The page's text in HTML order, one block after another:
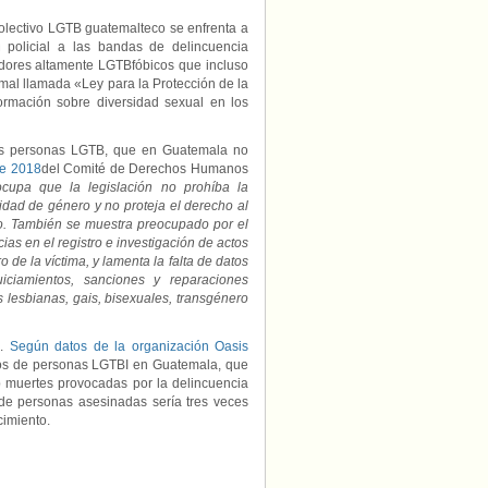
LGTB guatemalteco se enfrenta a
policial a las bandas de delincuencia
altamente LGTBfóbicos que incluso
llamada «Ley para la Protección de la
sobre diversidad sexual en los
personas LGTB, que en Guatemala no
2018del Comité de Derechos Humanos
que la legislación no prohíba la
de género y no proteja el derecho al
También se muestra preocupado por el
en el registro e investigación de actos
de la víctima, y lamenta la falta de datos
sanciones y reparaciones
gais, bisexuales, transgénero
Según datos de la organización Oasis
de personas LGTBI en Guatemala, que
provocadas por la delincuencia
personas asesinadas sería tres veces